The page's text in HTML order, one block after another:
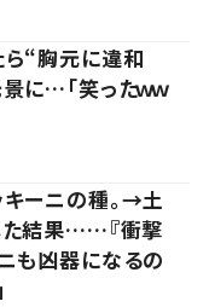
ら“胸元に違和
に…「笑ったｗｗ
キーニの種。→土
た結果……『衝撃
も凶器になるの